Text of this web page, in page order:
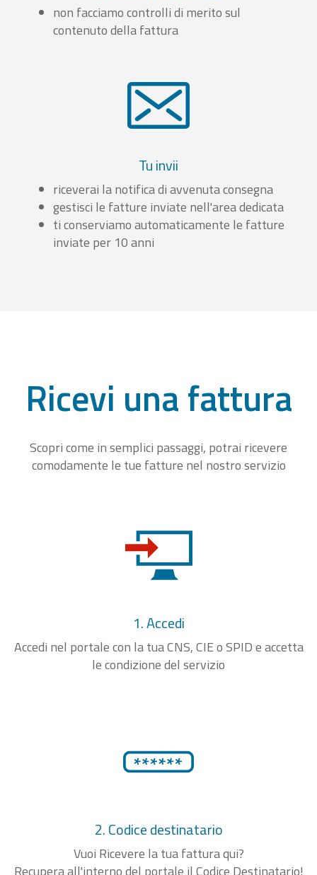
non facciamo controlli di merito sul
contenuto della fattura
Tu invii
riceverai la notifica di avvenuta consegna
gestisci le fatture inviate nell'area dedicata
ti conserviamo automaticamente le fatture
inviate per 10 anni
Ricevi una fattura
Scopri come in semplici passaggi, potrai ricevere
comodamente le tue fatture nel nostro servizio
1. Accedi
Accedi nel portale con la tua CNS, CIE o SPID e accetta
le condizione del servizio
2. Codice destinatario
Vuoi Ricevere la tua fattura qui?
Recupera all'interno del portale il Codice Destinatario!